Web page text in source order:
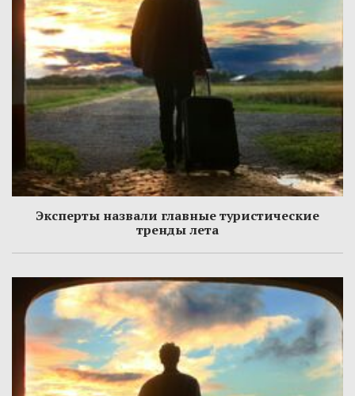
Эксперты назвали главные туристические
тренды лета